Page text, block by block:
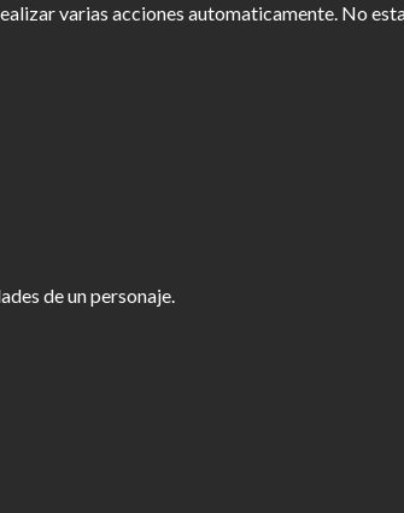
varias acciones automaticamente. No
de un personaje.